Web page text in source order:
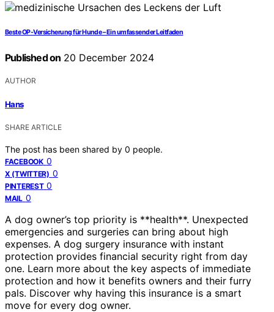
Beste OP-Versicherung für Hunde – Ein umfassender Leitfaden
Published on 20 December 2024
AUTHOR
Hans
SHARE ARTICLE
The post has been shared by 0 people.
FACEBOOK 0
X (TWITTER) 0
PINTEREST 0
MAIL 0
A dog owner’s top priority is **health**. Unexpected
emergencies and surgeries can bring about high
expenses. A dog surgery insurance with instant
protection provides financial security right from day
one. Learn more about the key aspects of immediate
protection and how it benefits owners and their furry
pals. Discover why having this insurance is a smart
move for every dog owner.